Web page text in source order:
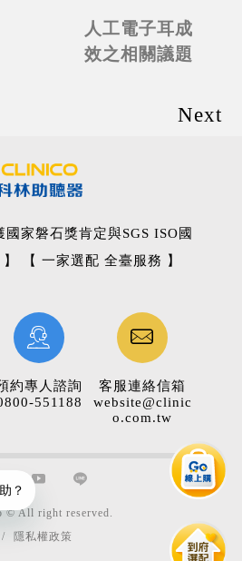
人工電子耳成
效之相關議題
Next
國家磐石獎肯定與SGS ISO國
【 一家選配 全臺服務 】
約專人諮詢
551188
客服連絡信箱
website@clinic
o.com.tw
© All right reserved.
/
隱私權政策